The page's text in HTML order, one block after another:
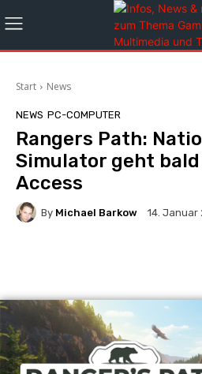
Start News
NEWS PC-COMPUTER
Rangers Path:
Simulator geht
Access
By Michael Barkow 14. Januar